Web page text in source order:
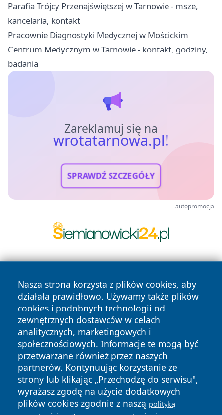
Parafia Trójcy Przenajświętszej w Tarnowie - msze,
kancelaria, kontakt
Pracownie Diagnostyki Medycznej w Mościckim
Centrum Medycznym w Tarnowie - kontakt, godziny,
badania
Zareklamuj się na
wrotatarnowa.pl!
SPRAWDŹ SZCZEGÓŁY
autopromocja
Nasza strona korzysta z plików cookies, aby
działała prawidłowo. Używamy także plików
cookies i podobnych technologii od
zewnętrznych dostawców w celach
analitycznych, marketingowych i
społecznościowych. Informacje te mogą być
przetwarzane również przez naszych
partnerów. Kontynuując korzystanie ze
strony lub klikając „Przechodzę do serwisu",
wyrażasz zgodę na użycie dodatkowych
plików cookies zgodnie z naszą polityką
Copyright © 2026 wrotatarnowa.pl Wszystkie prawa
zastrzeżone.
News Autorzy
Polityka
Prywatności
Polityka
Cookies